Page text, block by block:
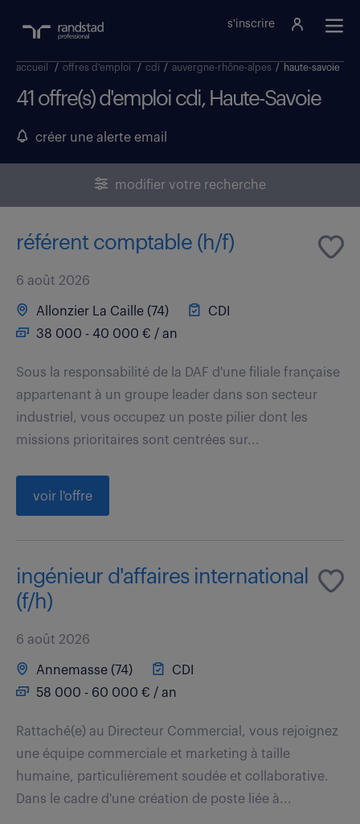
s'inscrire
accueil / offres d'emploi / cdi / auvergne-rhône-alpes / haute-savoie
41 offre(s) d'emploi cdi, Haute-Savoie
créer une alerte email
modifier votre recherche
référent comptable (h/f)
6 août 2026
Allonzier La Caille (74)
CDI
38 000 - 40 000 € / an
Sous la responsabilité de la DAF d'une filiale française
appartenant à un groupe leader dans son secteur
industriel, vous occupez un poste pilier dont les
missions prioritaires sont centrées sur...
voir l'offre
ingénieur d'affaires international
(f/h)
6 août 2026
Annemasse (74)
CDI
58 000 - 60 000 € / an
Rattaché(e) au Directeur Commercial, vous rejoignez
une équipe commerciale et marketing à taille
humaine, particulièrement soudée et collaborative.
Dans le cadre d'une création de poste liée à...